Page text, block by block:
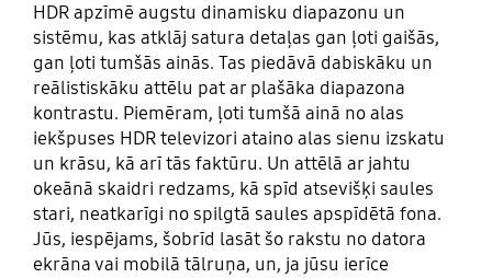
HDR apzīmē augstu dinamisku diapazonu un
sistēmu, kas atklāj satura detaļas gan ļoti gaišās,
gan ļoti tumšās ainās. Tas piedāvā dabiskāku un
reālistiskāku attēlu pat ar plašāka diapazona
kontrastu. Piemēram, ļoti tumšā ainā no alas
iekšpuses HDR televizori ataino alas sienu izskatu
un krāsu, kā arī tās faktūru. Un attēlā ar jahtu
okeānā skaidri redzams, kā spīd atsevišķi saules
stari, neatkarīgi no spilgtā saules apspīdētā fona.
Jūs, iespējams, šobrīd lasāt šo rakstu no datora
ekrāna vai mobilā tālruņa, un, ja jūsu ierīce